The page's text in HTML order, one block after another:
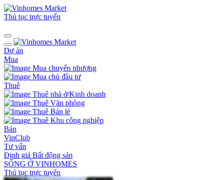
Thủ tục trực tuyến
Dự án
Mua
Mua chuyển nhượng
Mua chủ đầu tư
Thuê
Thuê nhà ở/Kinh doanh
Thuê Văn phòng
Thuê Bán lẻ
Thuê Khu công nghiệp
Bán
VinClub
Tư vấn
Định giá Bất động sản
SỐNG Ở VINHOMES
Thủ tục trực tuyến